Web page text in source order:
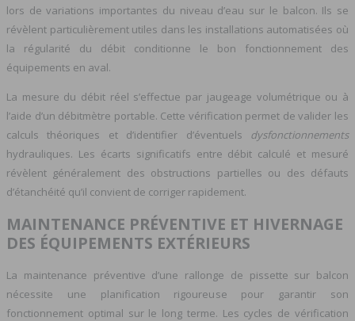
lors de variations importantes du niveau d’eau sur le balcon. Ils se
révèlent particulièrement utiles dans les installations automatisées où
la régularité du débit conditionne le bon fonctionnement des
équipements en aval.
La mesure du débit réel s’effectue par jaugeage volumétrique ou à
l’aide d’un débitmètre portable. Cette vérification permet de valider les
calculs théoriques et d’identifier d’éventuels dysfonctionnements
hydrauliques. Les écarts significatifs entre débit calculé et mesuré
révèlent généralement des obstructions partielles ou des défauts
d’étanchéité qu’il convient de corriger rapidement.
MAINTENANCE PRÉVENTIVE ET HIVERNAGE
DES ÉQUIPEMENTS EXTÉRIEURS
La maintenance préventive d’une rallonge de pissette sur balcon
nécessite une planification rigoureuse pour garantir son
fonctionnement optimal sur le long terme. Les cycles de vérification